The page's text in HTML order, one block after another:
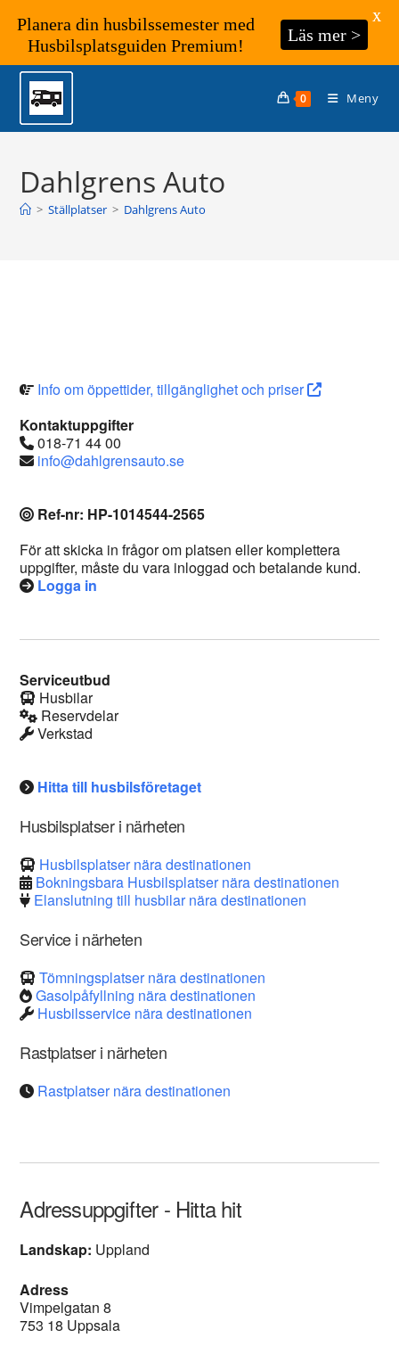
Hoppa
innehållet
0 Meny
Dahlgrens Auto
> Ställplatser > Dahlgrens Auto
Info om öppettider, tillgänglighet och priser
Kontaktuppgifter
018-71 44 00
info@dahlgrensauto.se
Ref-nr: HP-1014544-2565
För att skicka in frågor om platsen eller komplettera
uppgifter, måste du vara inloggad och betalande kund.
Logga in
Serviceutbud
Husbilar
Reservdelar
Verkstad
Hitta till husbilsföretaget
Husbilsplatser i närheten
Husbilsplatser nära destinationen
Bokningsbara Husbilsplatser nära destinationen
Elanslutning till husbilar nära destinationen
Service i närheten
Tömningsplatser nära destinationen
Gasolpåfyllning nära destinationen
Husbilsservice nära destinationen
Rastplatser i närheten
Rastplatser nära destinationen
Adressuppgifter - Hitta hit
Landskap: Uppland
Adress
Vimpelgatan 8
753 18 Uppsala
Planera din husbilssemester med
Husbilsplatsguiden Premium!
Läs mer >
X